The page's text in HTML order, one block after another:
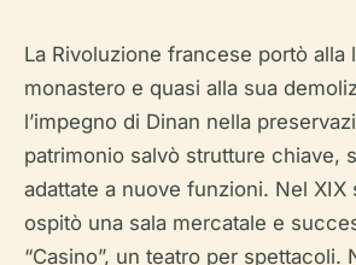
La Rivoluzione francese portò alla
monastero e quasi alla sua
l’impegno di Dinan nella
patrimonio salvò strutture chiave,
adattate a nuove funzioni. Nel XIX
ospitò una sala mercatale e
“Casino”, un teatro per spettacoli.